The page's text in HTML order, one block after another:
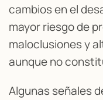
cambios en el
mayor riesgo de
maloclusiones y
aunque no
Algunas señales